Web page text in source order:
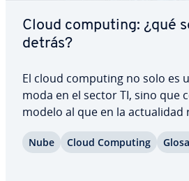
Cloud computing: ¿qué
detrás?
El cloud computing no solo es
moda en el sector TI, sino que
modelo al que en la ac­tua­li­dad
numerosas empresas. Según
mayor parte de la
Nube Cloud Computing